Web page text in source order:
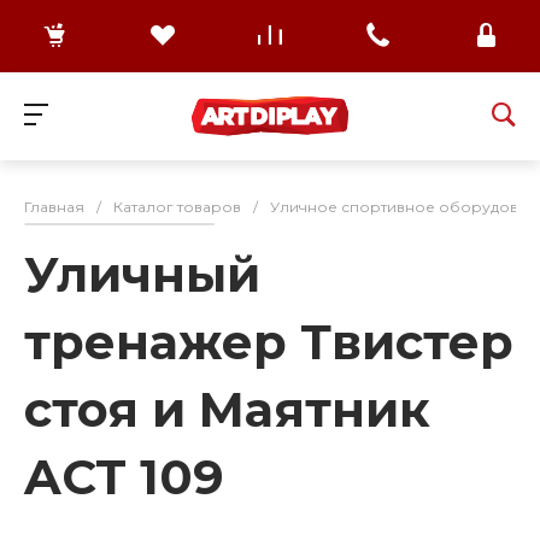
Главная / Каталог товаров / Уличное спортивное
Уличный
тренажер Твистер
стоя и Маятник
ACT 109